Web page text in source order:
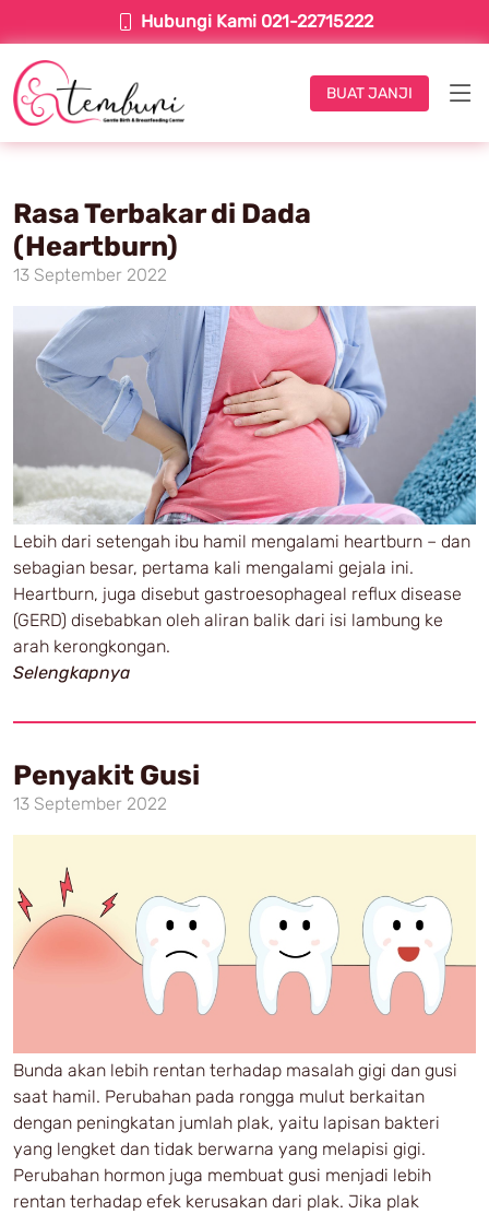
Hubungi Kami 021-22715222
BUAT JANJI
Rasa Terbakar di Dada
(Heartburn)
13 September 2022
Lebih dari setengah ibu hamil mengalami heartburn – dan
sebagian besar, pertama kali mengalami gejala ini.
Heartburn, juga disebut gastroesophageal reflux disease
(GERD) disebabkan oleh aliran balik dari isi lambung ke
arah kerongkongan.
Selengkapnya
Penyakit Gusi
13 September 2022
Bunda akan lebih rentan terhadap masalah gigi dan gusi
saat hamil. Perubahan pada rongga mulut berkaitan
dengan peningkatan jumlah plak, yaitu lapisan bakteri
yang lengket dan tidak berwarna yang melapisi gigi.
Perubahan hormon juga membuat gusi menjadi lebih
rentan terhadap efek kerusakan dari plak. Jika plak